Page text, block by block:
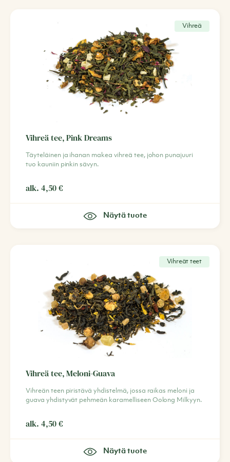
Vihreä
Vihreä tee, Pink Dreams
Täyteläinen ja ihanan makea vihreä tee, johon punajuuri
tuo kauniin pinkin sävyn.
alk. 4,50€
Näytä tuote
Vihreät teet
Vihreä tee, Meloni-Guava
Vihreän teen piristävä yhdistelmä, jossa raikas meloni ja
guava yhdistyvät pehmeän karamelliseen Oolong Milkyyn.
alk. 4,50€
Näytä tuote